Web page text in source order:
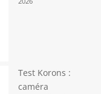
Test Korons :
caméra